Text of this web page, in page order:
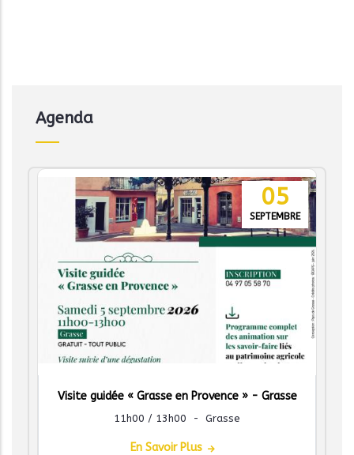
Agenda
05
SEPTEMBRE
Visite guidée « Grasse en Provence » - Grasse
11h00 / 13h00 - Grasse
En Savoir Plus